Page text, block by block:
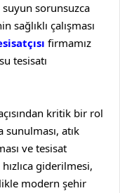
suyun sorunsuzca
çalışması
firmamız
tesisatı
kritik bir rol
atık
ve tesisat
giderilmesi,
modern şehir